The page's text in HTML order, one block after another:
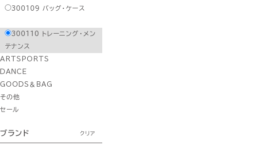
300109
バッグ・ケース
300110
トレーニング・メン
テナンス
ARTSPORTS
DANCE
GOODS＆BAG
その他
セール
ブランド クリア